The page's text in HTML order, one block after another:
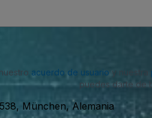
acuerdo de usuarioy nuestra
puedes darte de
München, Alemania